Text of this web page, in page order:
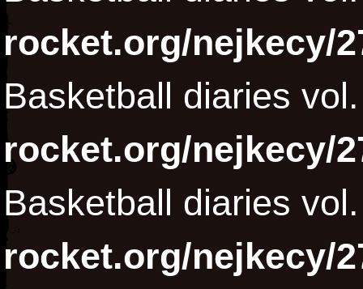
rocket.org/nejkecy/
Basketball diaries
rocket.org/nejkecy/
Basketball diaries
rocket.org/nejkecy/